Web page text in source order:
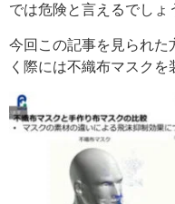
では危険と言えるでしょ
今回この記事を見られた
く際には不織布マスクを